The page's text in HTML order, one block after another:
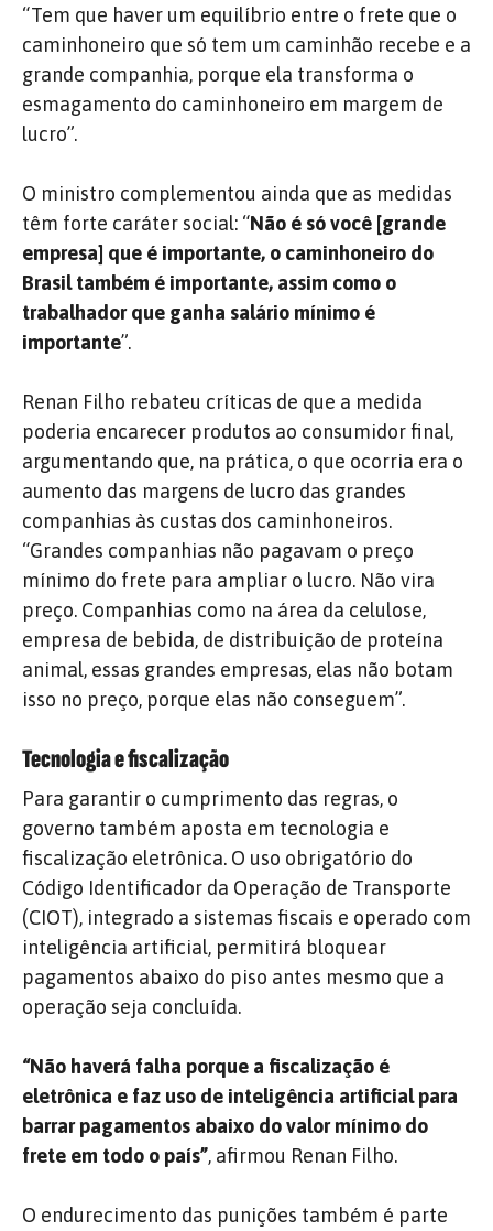
“Tem que haver um equilíbrio entre o frete que o
caminhoneiro que só tem um caminhão recebe e a
grande companhia, porque ela transforma o
esmagamento do caminhoneiro em margem de
lucro”.
O ministro complementou ainda que as medidas
têm forte caráter social: “Não é só você [grande
empresa] que é importante, o caminhoneiro do
Brasil também é importante, assim como o
trabalhador que ganha salário mínimo é
importante”.
Renan Filho rebateu críticas de que a medida
poderia encarecer produtos ao consumidor final,
argumentando que, na prática, o que ocorria era o
aumento das margens de lucro das grandes
companhias às custas dos caminhoneiros.
“Grandes companhias não pagavam o preço
mínimo do frete para ampliar o lucro. Não vira
preço. Companhias como na área da celulose,
empresa de bebida, de distribuição de proteína
animal, essas grandes empresas, elas não botam
isso no preço, porque elas não conseguem”.
Tecnologia e fiscalização
Para garantir o cumprimento das regras, o
governo também aposta em tecnologia e
fiscalização eletrônica. O uso obrigatório do
Código Identificador da Operação de Transporte
(CIOT), integrado a sistemas fiscais e operado com
inteligência artificial, permitirá bloquear
pagamentos abaixo do piso antes mesmo que a
operação seja concluída.
“Não haverá falha porque a fiscalização é
eletrônica e faz uso de inteligência artificial para
barrar pagamentos abaixo do valor mínimo do
frete em todo o país”, afirmou Renan Filho.
O endurecimento das punições também é parte